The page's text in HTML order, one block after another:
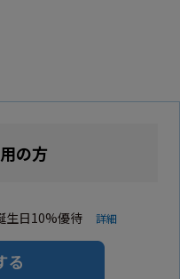
の方
日10%優待 詳細